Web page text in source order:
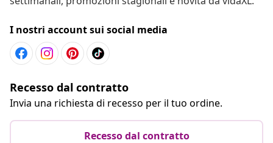
I nostri account sui social media
Recesso dal contratto
Invia una richiesta di recesso per il tuo ordine.
Recesso dal contratto